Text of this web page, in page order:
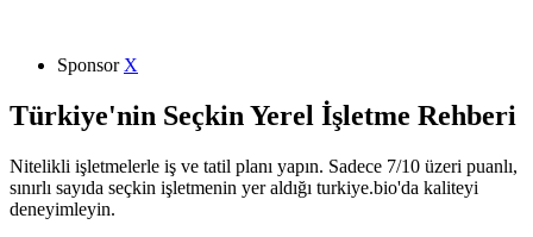
Sponsor X
Türkiye'nin Seçkin Yerel İşletme Rehberi
Nitelikli işletmelerle iş ve tatil planı yapın. Sadece 7/10 üzeri puanlı,
sınırlı sayıda seçkin işletmenin yer aldığı turkiye.bio'da kaliteyi
deneyimleyin.